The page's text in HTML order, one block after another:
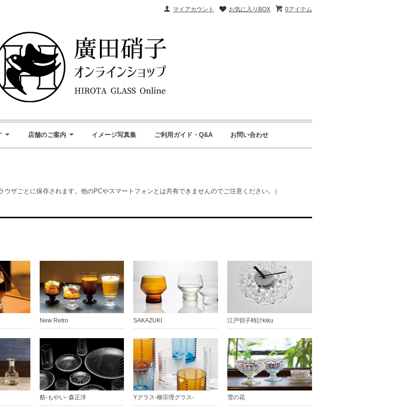
0アイテム
お気に入りBOX
マイアカウント
店舗のご案内 イメージ写真集 ご利用ガイド・Q&A お問い合わせ
ザごとに保存されます。他のPCやスマートフォンとは共有できませんのでご注意ください。）
New Retro SAKAZUKI 江戸切子時計kiku
舫-もやい- 森正洋 Yグラス-柳宗理グラス- 雪の花